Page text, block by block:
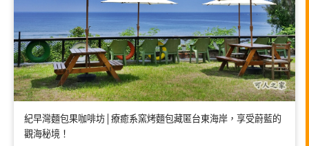
紀早灣麵包果咖啡坊│療癒系窯烤麵包藏匿台東海岸，享受蔚藍的
觀海秘境！